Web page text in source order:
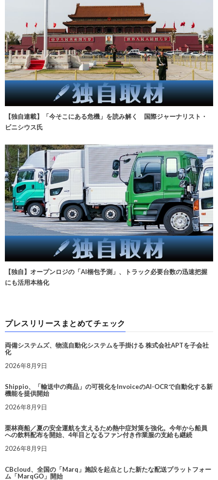
【独自連載】「今そこにある危機」を読み解く 国際ジャーナリスト・
ビニシウス氏
【独自】オープンロジの「AI梱包予測」、トラック必要台数の迅速把握
にも活用本格化
プレスリリースまとめてチェック
両備システムズ、物流自動化システムを手掛ける 株式会社APTを子会社
化
2026年8月9日
Shippio、「輸送中の商品」の可視化をInvoiceのAI-OCRで自動化する新
機能を提供開始
2026年8月9日
栗林商船／夏の安全運航を支えるため熱中症対策を強化。今年から船員
への飲料配布を開始、4年目となるファン付き作業服の支給も継続
2026年8月9日
CBcloud、全国の「Marq」施設を起点とした新たな配送プラットフォー
ム「MarqGO」開始